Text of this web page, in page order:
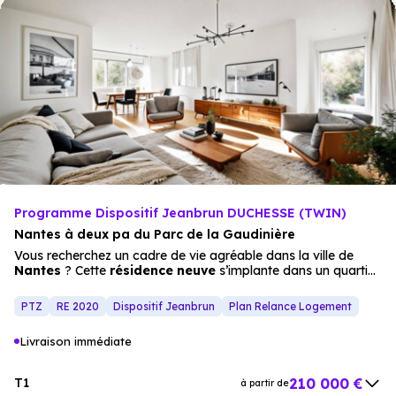
, apportant un espace extérieur appréciable. Une
opportunité d’investissement performante dans une
résidence étudiante
de nouvelle génération à Nantes
Programme Dispositif Jeanbrun DUCHESSE (TWIN)
Nantes à deux pa du Parc de la Gaudinière
Vous recherchez un cadre de vie agréable dans la ville de
Nantes ? Cette résidence neuve s’implante dans un quartier
non loin du centre. Les commodités du quotidien et les
transports sont rapidement accessibles, avec letramway
architecture contemporaine et soignée. Conçue à taille
au
, répartis sur deux bâtiments intimistes. Les
intérieurs sont optimisés pour offrir
confort et praticité. Les
PTZ RE 2020 Dispositif Jeanbrun Plan Relance Logement
Livraison immédiate
T1 à partir de210 000 €